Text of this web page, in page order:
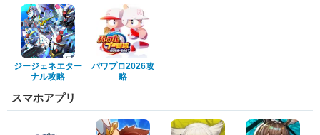
ジージェネエター
ナル攻略
パワプロ2026攻
略
スマホアプリ